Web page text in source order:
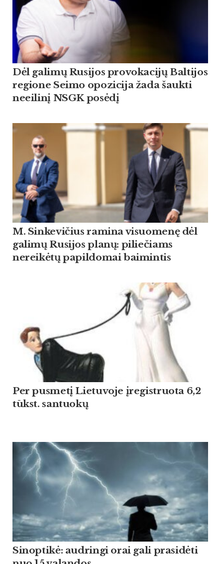
Dėl galimų Rusijos provokacijų Baltijos
regione Seimo opozicija žada šaukti
neeilinį NSGK posėdį
M. Sinkevičius ramina visuomenę dėl
galimų Rusijos planų: piliečiams
nereikėtų papildomai baimintis
Per pusmetį Lietuvoje įregistruota 6,2
tūkst. santuokų
Sinoptikė: audringi orai gali prasidėti